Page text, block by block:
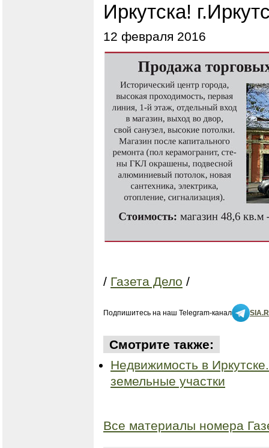
Иркутска!
12 февраля 2016
/ Газета Дело /
Подпишитесь на наш Telegram-канал
Смотрите также:
Недвижимость в
земельные участки
Все материалы номера